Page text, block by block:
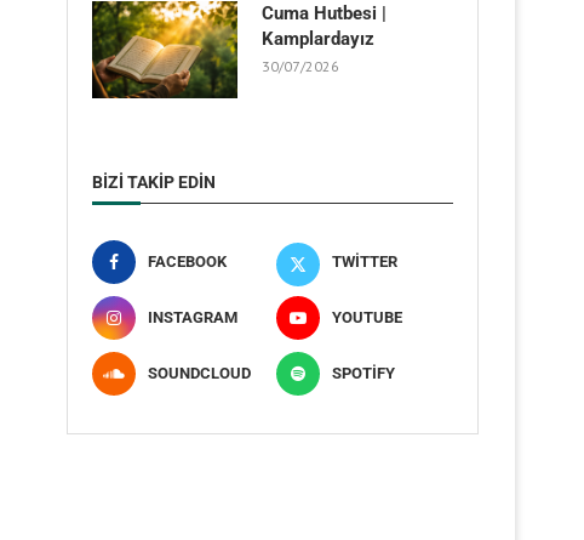
Cuma Hutbesi |
Kamplardayız
30/07/2026
BIZI TAKIP EDIN
FACEBOOK TWITTER
INSTAGRAM YOUTUBE
SOUNDCLOUD SPOTIFY